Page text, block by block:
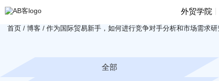
外贸学院
首页 / 博客 / 作为国际贸易新手，如何进行竞争对手分析和市场需求研
全部